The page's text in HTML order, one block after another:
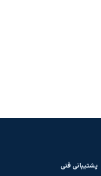
پشتیبانی فنی